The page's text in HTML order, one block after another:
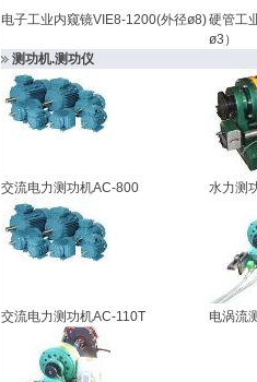
电子工业内窥镜VIE8-1200(外径ø8)硬管工
ø3）
测功机.测功仪
交流电力测功机AC-800 水力测
交流电力测功机AC-110T 电涡流